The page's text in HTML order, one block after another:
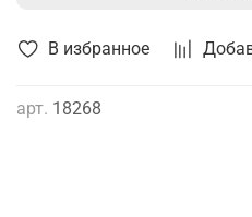
В избранное
арт. 18268